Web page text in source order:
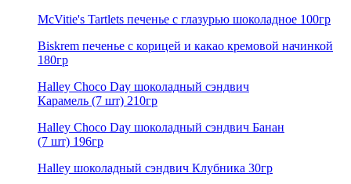
McVitie's Tartlets печенье с глазурью шоколадное 100гр
Biskrem печенье с корицей и какао кремовой начинкой
180гр
Halley Choco Day шоколадный сэндвич
Карамель (7 шт) 210гр
Halley Choco Day шоколадный сэндвич Банан
(7 шт) 196гр
Halley шоколадный сэндвич Клубника 30гр